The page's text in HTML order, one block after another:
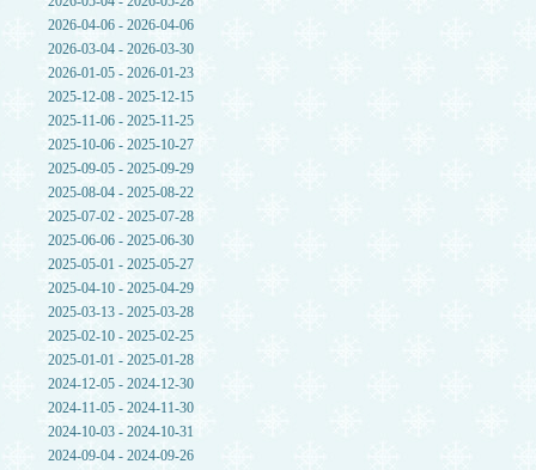
2026-04-06 - 2026-04-06
2026-03-04 - 2026-03-30
2026-01-05 - 2026-01-23
2025-12-08 - 2025-12-15
2025-11-06 - 2025-11-25
2025-10-06 - 2025-10-27
2025-09-05 - 2025-09-29
2025-08-04 - 2025-08-22
2025-07-02 - 2025-07-28
2025-06-06 - 2025-06-30
2025-05-01 - 2025-05-27
2025-04-10 - 2025-04-29
2025-03-13 - 2025-03-28
2025-02-10 - 2025-02-25
2025-01-01 - 2025-01-28
2024-12-05 - 2024-12-30
2024-11-05 - 2024-11-30
2024-10-03 - 2024-10-31
2024-09-04 - 2024-09-26